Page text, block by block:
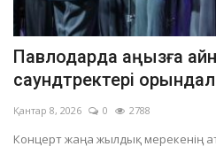
Павлодарда аңызға
саундтректері
Қантар 8, 2026 0 2788
Концерт жаңа жылдық мерекенің